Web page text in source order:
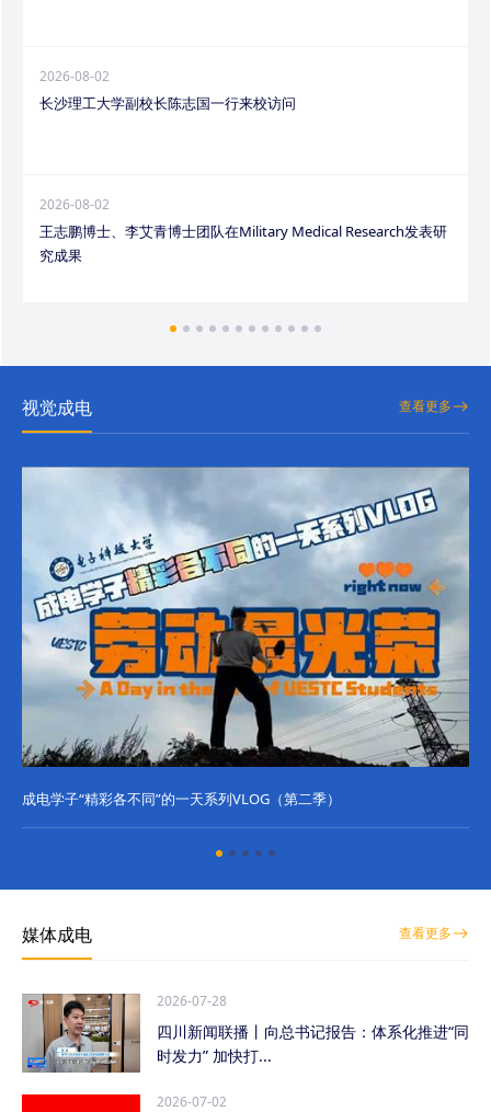
2026-08-02
长沙理工大学副校长陈志国一行来校访问
2026-08-02
王志鹏博士、李艾青博士团队在Military Medical Research发表研
究成果
视觉成电 查看更多
成电学子“精彩各不同”的一天系列VLOG（第二季）
媒体成电 查看更多
2026-07-28
四川新闻联播丨向总书记报告：体系化推进“同
时发力” 加快打...
2026-07-02